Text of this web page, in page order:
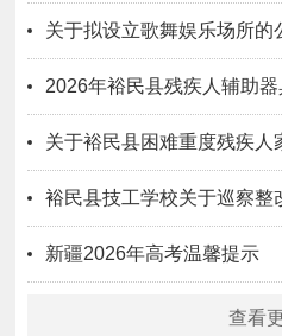
关于拟设立歌舞娱乐场所的
2026年裕民县残疾人辅助器具适配
关于裕民县困难重度残疾人家庭无障碍
裕民县技工学校关于巡察整
新疆2026年高考温馨提示
查看